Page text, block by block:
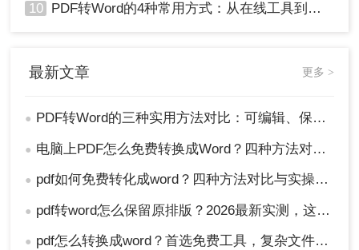
10 PDF转Word的4种常用方式：从在线工具到桌面软件全梳理！
最新文章 更多 >
● PDF转Word的三种实用方法对比：可编辑、保格式、避风险！
● 电脑上PDF怎么免费转换成Word？四种方法对比与实操指南（附详细表格）!
● pdf如何免费转化成word？四种方法对比与实操指南（附详细表格）
● pdf转word怎么保留原排版？2026最新实测，这5种方法从免费到专业全搞定！
● pdf怎么转换成word？首选免费工具，复杂文件再上专业软件！